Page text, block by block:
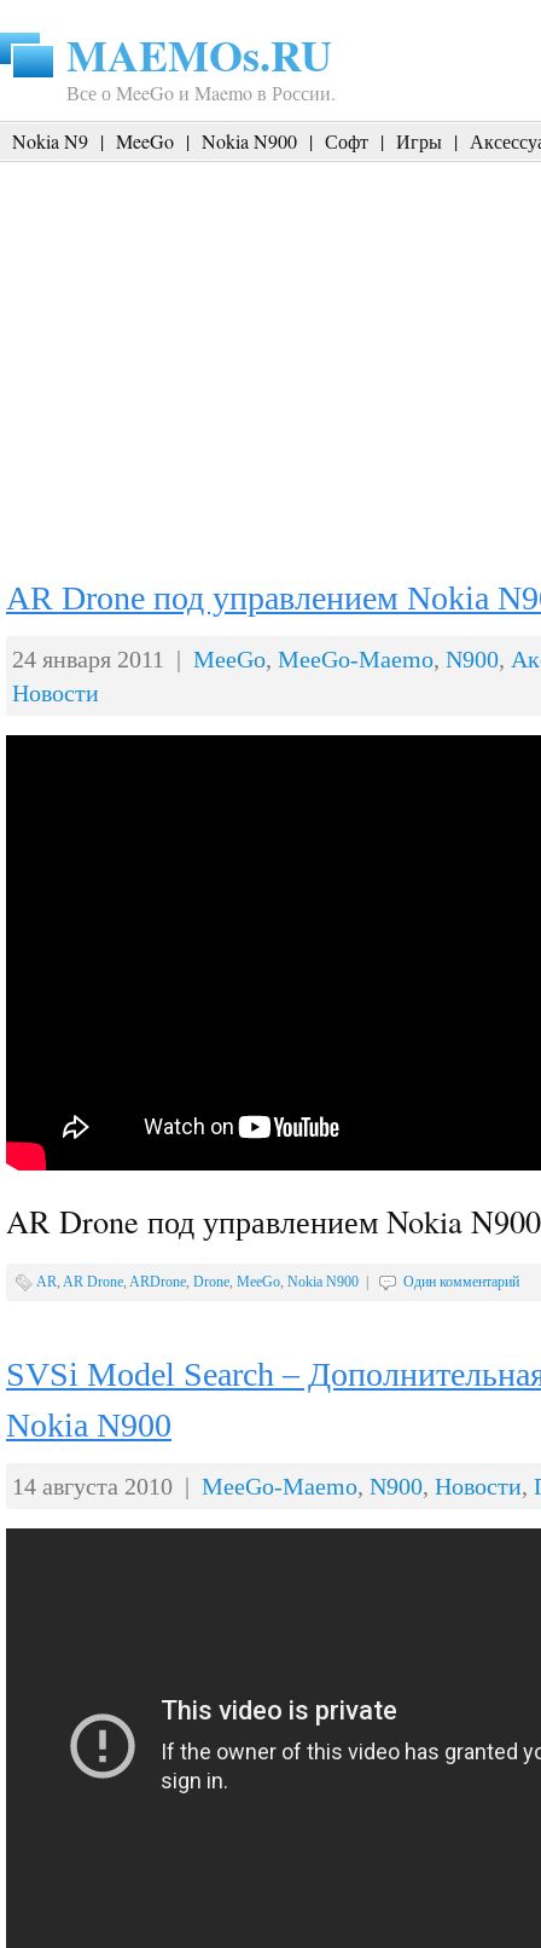
MAEMOs.RU
Все о MeeGo и Maemo в России.
Nokia N9 | MeeGo | Nokia N900 | Софт | Игры |
AR Drone под управлением Nokia
24 января 2011 | MeeGo, MeeGo-Maemo, N900,
Новости
AR Drone под управлением Nokia
AR, AR Drone, ARDrone, Drone, MeeGo, Nokia N900 Один комментарий
SVSi Model Search –
Nokia N900
14 августа 2010 | MeeGo-Maemo, N900, Новости,